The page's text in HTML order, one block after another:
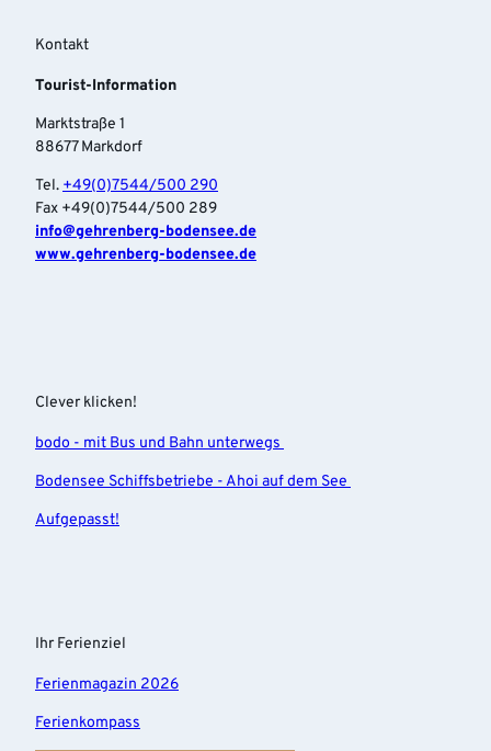
Kontakt
Tourist-Information
Marktstraße 1
88677 Markdorf
Tel. +49(0)7544/500 290
Fax +49(0)7544/500 289
info‎@gehrenberg-bodensee.de
www.gehrenberg-bodensee.de
Clever klicken!
bodo - mit Bus und Bahn unterwegs
Bodensee Schiffsbetriebe - Ahoi auf dem See
Aufgepasst!
Ihr Ferienziel
Ferienmagazin 2026
Ferienkompass